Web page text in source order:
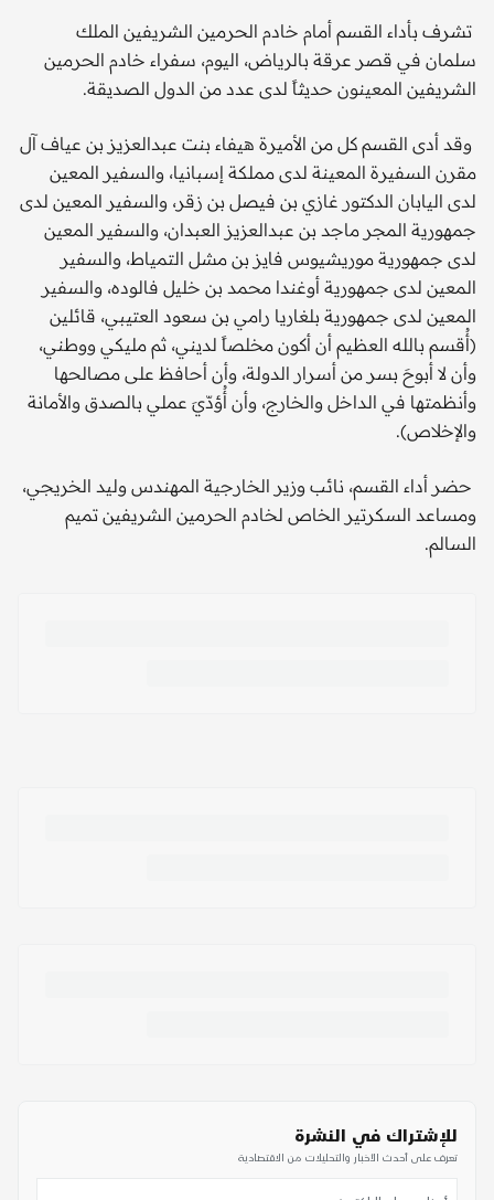
تشرف بأداء القسم أمام خادم الحرمين الشريفين الملك
سلمان في قصر عرقة بالرياض، اليوم، سفراء خادم الحرمين
الشريفين المعينون حديثاً لدى عدد من الدول الصديقة.
وقد أدى القسم كل من الأميرة هيفاء بنت عبدالعزيز بن عياف آل
مقرن السفيرة المعينة لدى مملكة إسبانيا، والسفير المعين
لدى اليابان الدكتور غازي بن فيصل بن زقر، والسفير المعين لدى
جمهورية المجر ماجد بن عبدالعزيز العبدان، والسفير المعين
لدى جمهورية موريشيوس فايز بن مشل التمياط، والسفير
المعين لدى جمهورية أوغندا محمد بن خليل فالوده، والسفير
المعين لدى جمهورية بلغاريا رامي بن سعود العتيبي، قائلين
(أُقسم بالله العظيم أن أكون مخلصاً لديني، ثم مليكي ووطني،
وأن لا أبوحَ بسر من أسرار الدولة، وأن أحافظ على مصالحها
وأنظمتها في الداخل والخارج، وأن أُؤدّيَ عملي بالصدق والأمانة
والإخلاص).
حضر أداء القسم، نائب وزير الخارجية المهندس وليد الخريجي،
ومساعد السكرتير الخاص لخادم الحرمين الشريفين تميم
السالم.
للإشتراك في النشرة
تعرف على أحدث الأخبار والتحليلات من الاقتصادية